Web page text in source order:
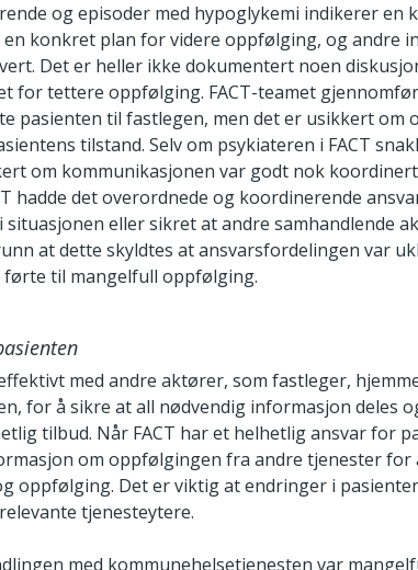
og episoder med hypoglykemi indikerer en
en konkret plan for videre oppfølging, og andre
Det er heller ikke dokumentert noen
for tettere oppfølging. FACT-teamet
pasienten til fastlegen, men det er usikkert om
tilstand. Selv om psykiateren i FACT
om kommunikasjonen var godt nok
hadde det overordnede og koordinerende
eller sikret at andre samhandlende
at dette skyldtes at ansvarsfordelingen var
til mangelfull oppfølging.
med andre aktører, som fastleger,
for å sikre at all nødvendig informasjon deles
tilbud. Når FACT har et helhetlig ansvar for
om oppfølgingen fra andre tjenester for
oppfølging. Det er viktig at endringer i
tjenesteytere.
med kommunehelsetjenesten var